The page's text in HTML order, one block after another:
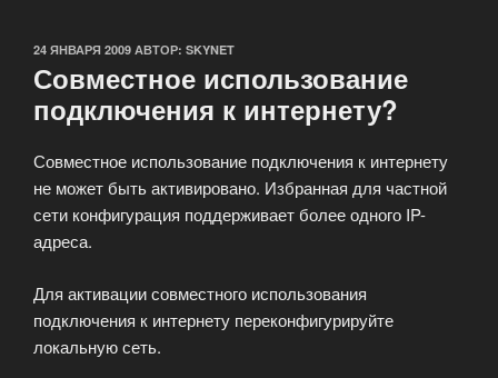
ОПУБЛИКОВАНО
24 ЯНВАРЯ 2009 АВТОР: SKYNET
Совместное использование
подключения к интернету?
Совместное использование подключения к интернету
не может быть активировано. Избранная для частной
сети конфигурация поддерживает более одного IP-
адреса.
Для активации совместного использования
подключения к интернету переконфигурируйте
локальную сеть.